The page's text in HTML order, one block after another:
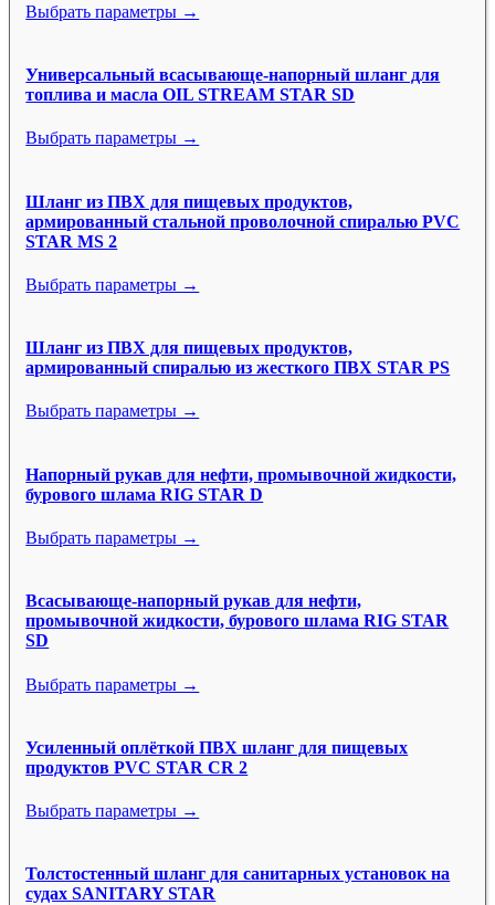
Выбрать параметры →
Универсальный всасывающе-напорный шланг для
топлива и масла OIL STREAM STAR SD
Выбрать параметры →
Шланг из ПВХ для пищевых продуктов,
армированный стальной проволочной спиралью PVC
STAR MS 2
Выбрать параметры →
Шланг из ПВХ для пищевых продуктов,
армированный спиралью из жесткого ПВХ STAR PS
Выбрать параметры →
Напорный рукав для нефти, промывочной жидкости,
бурового шлама RIG STAR D
Выбрать параметры →
Всасывающе-напорный рукав для нефти,
промывочной жидкости, бурового шлама RIG STAR
SD
Выбрать параметры →
Усиленный оплёткой ПВХ шланг для пищевых
продуктов PVC STAR CR 2
Выбрать параметры →
Толстостенный шланг для санитарных установок на
судах SANITARY STAR